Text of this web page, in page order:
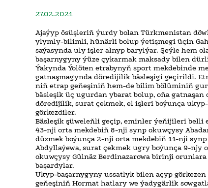
27.02.2021
Ajaýyp ösüşleriň ýurdy bolan Türkmenistan
ylymly-bilimli, hünärli bolup ýetişmegi üçin
saýasynda uly işler alnyp barylýar. Şeýle hem
başarnygyny ýüze çykarmak maksady bilen
Ýakynda Ýolöten etrabynyň sport mekdebinde
gatnaşmagynda döredijilik bäsleşigi geçirildi.
niň etrap geňeşiniň hem-de bilim bölüminiň
bäsleşik üç ugurdan ybarat bolup, oňa
döredijilik, surat çekmek, el işleri boýunça
görkezdiler.
Bäsleşik şüweleňli geçip, eminler ýeňijileri belli
43-nji orta mekdebiň 8-nji synp okuwçysy
düzmek boýunça 2-nji orta mekdebiň 11-nji
Abdyllaýewa, surat çekmek ugry boýunça 9-njy
okuwçysy Gülnäz Berdinazarowa birinji
başardylar.
Ukyp-başarnygyny ussatlyk bilen açyp
geňeşiniň Hormat hatlary we ýadygärlik